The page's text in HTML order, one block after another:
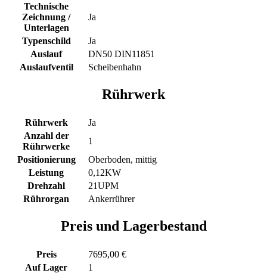
Technische
Zeichnung /
Unterlagen
Ja
Typenschild
Ja
Auslauf
DN50 DIN11851
Auslaufventil
Scheibenhahn
Rührwerk
Rührwerk
Ja
Anzahl der
Rührwerke
1
Positionierung
Oberboden, mittig
Leistung
0,12KW
Drehzahl
21UPM
Rührorgan
Ankerrührer
Preis und Lagerbestand
Preis
7695,00 €
Auf Lager
1